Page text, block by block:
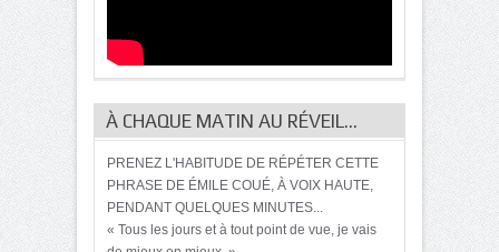
À CHAQUE MATIN AU RÉVEIL…
PRENEZ L'HABITUDE DE RÉPÉTER CETTE
PHRASE DE ÉMILE COUÉ, À VOIX HAUTE,
PENDANT QUELQUES MINUTES...
« Tous les jours et à tout point de vue, je vais